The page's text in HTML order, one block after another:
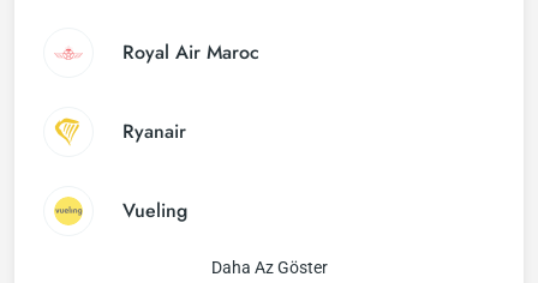
Royal Air Maroc
Ryanair
Vueling
Daha Az Göster